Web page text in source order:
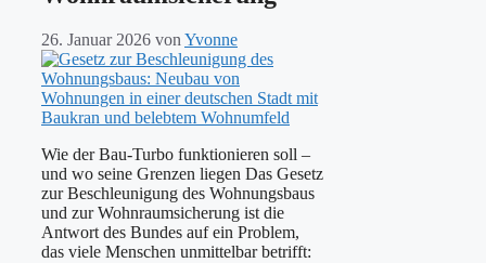
26. Januar 2026 vonYvonne
Wie der Bau-Turbo funktionieren soll –
und wo seine Grenzen liegen Das Gesetz
zur Beschleunigung des Wohnungsbaus
und zur Wohnraumsicherung ist die
Antwort des Bundes auf ein Problem,
das viele Menschen unmittelbar betrifft: